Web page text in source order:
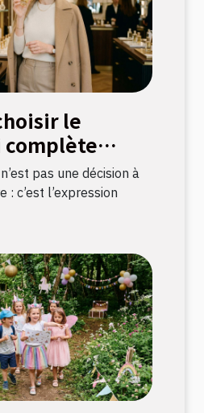
le
pas une décision à
c’est l’expression